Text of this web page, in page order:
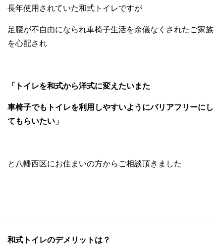
長年使用されていた和式トイレですが
足腰が不自由になられ車椅子生活を余儀なくされたご家族
を心配され
「トイレを和式から洋式に変えたいまた
車椅子でもトイレを利用しやすいようにバリアフリーにし
てもらいたい」
と八幡西区にお住まいの方からご相談頂きました
和式トイレのデメリットは？